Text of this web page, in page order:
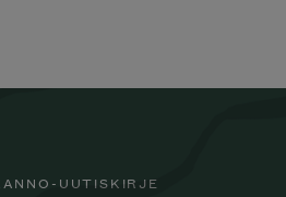
UUTISKIRJE